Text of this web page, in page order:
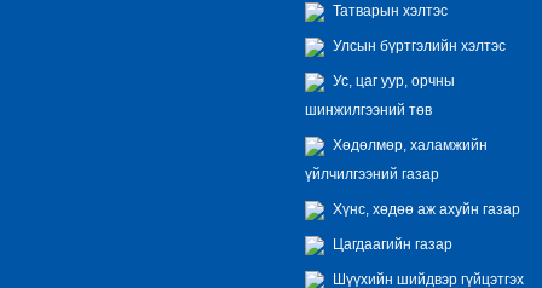
Татварын хэлтэс
Улсын бүртгэлийн хэлтэс
Ус, цаг уур, орчны
шинжилгээний төв
Хөдөлмөр, халамжийн
үйлчилгээний газар
Хүнс, хөдөө аж ахуйн газар
Цагдаагийн газар
Шүүхийн шийдвэр гүйцэтгэх